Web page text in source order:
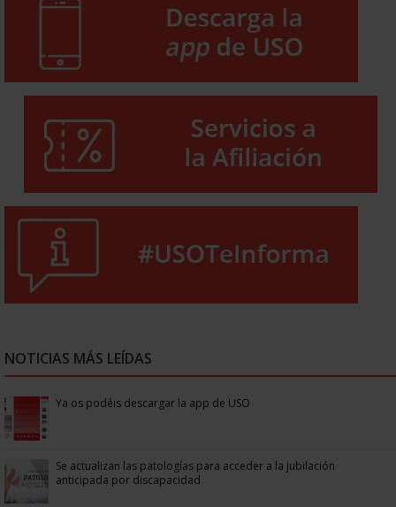
NOTICIAS MÁS LEÍDAS
Ya os podéis descargar la app de USO
Se actualizan las patologías para acceder a la jubilación
anticipada por discapacidad